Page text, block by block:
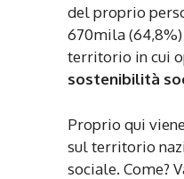
del proprio
670mila
territorio in cui
sostenibilità
Proprio qui
sul territorio
sociale. Come?